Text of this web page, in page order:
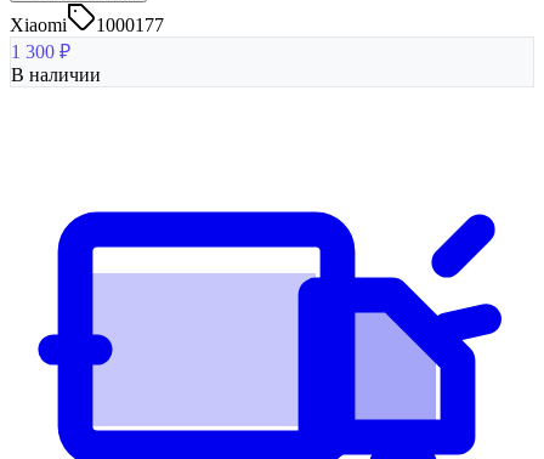
Xiaomi
1000177
1 300 ₽
В наличии